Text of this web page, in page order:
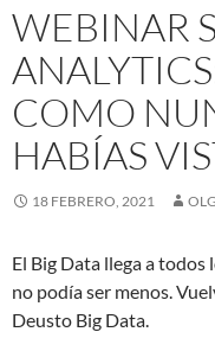
WEBINAR
COMO
HABÍAS
18 FEBRERO, 2021
El Big Data llega a
no podía ser menos.
Deusto Big Data.